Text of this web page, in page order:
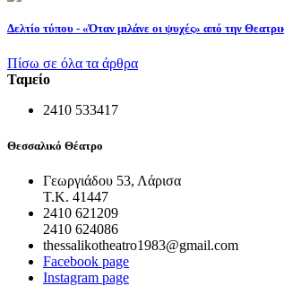
Δελτίο τύπου - «Όταν μιλάνε οι ψυχές» από την
Πίσω σε όλα τα άρθρα
Ταμείο
2410 533417
Θεσσαλικό Θέατρο
Γεωργιάδου 53, Λάρισα
Τ.Κ. 41447
2410 621209
2410 624086
thessalikotheatro1983@gmail.com
Facebook page
Instagram page